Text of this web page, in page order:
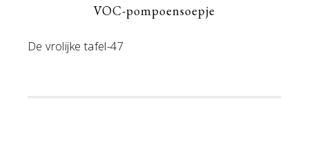
VOC-pompoensoepje
De vrolijke tafel-47